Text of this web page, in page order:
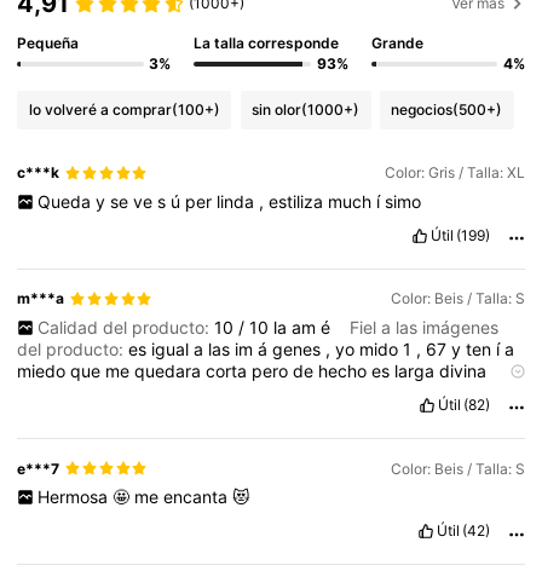
Pequeña
3%
La talla corresponde
93%
Grande
4%
lo volveré a comprar(100+) sin olor(1000+) negocios(500+)
c***k Color: Gris / Talla: XL
Queda y se ve s ú per linda , estiliza much ísimo
Útil (199)
m***a Color: Beis / Talla: S
Calidad del producto: 10 / 10 la am é
Fiel a las imágenes
del producto:es iguala las imágenes ,yo mido1 , 67yten ía
miedoque mequedaracorta perode hechoes largadivina
cero
entoncesme
encanta(tienecremalleraaunlado)
Útil (82)
e***7 Color: Beis / Talla: S
Hermosa 🤩 me encanta 😻
Útil (42)